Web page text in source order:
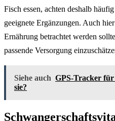
Fisch essen, achten deshalb
geeignete Ergänzungen. Auch
Ernährung betrachtet werden
passende Versorgung
Siehe auch GPS-Tracker
sie?